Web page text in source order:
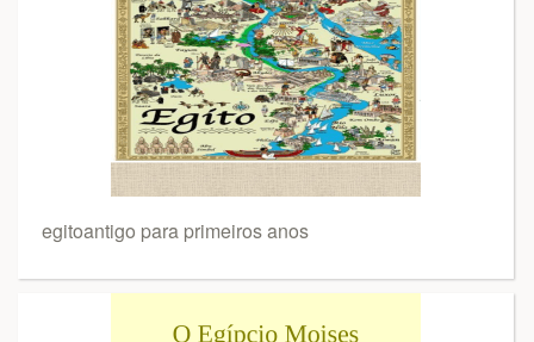
egitoantigo para primeiros anos